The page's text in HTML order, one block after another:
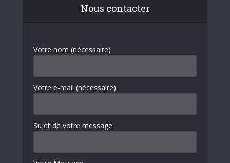
Nous contacter
Votre nom (nécessaire)
Votre e-mail (nécessaire)
Sujet de votre message